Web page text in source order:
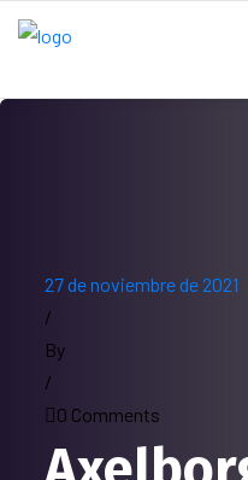
27 de noviembre de 2021
/
By
/
0 Comments